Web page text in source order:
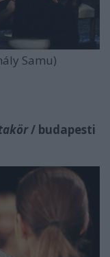
Samu)
/ budapesti